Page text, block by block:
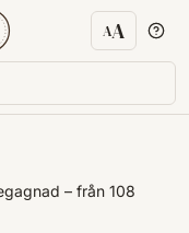
AA
– från 108